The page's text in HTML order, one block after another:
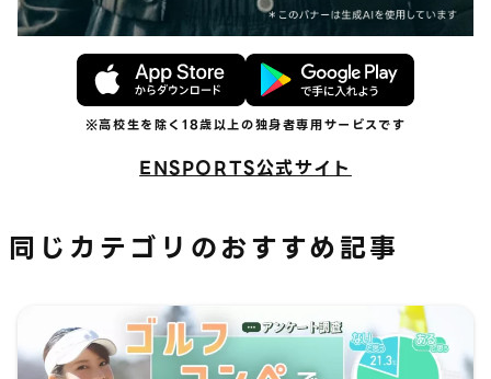
ENSPORTS公式サイト
同じカテゴリのおすすめ記事